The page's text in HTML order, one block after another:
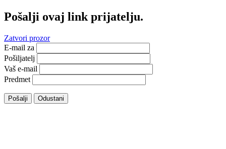
Pošalji ovaj link prijatelju.
Zatvori prozor
E-mail za
Pošiljatelj
Vaš e-mail
Predmet
Pošalji Odustani